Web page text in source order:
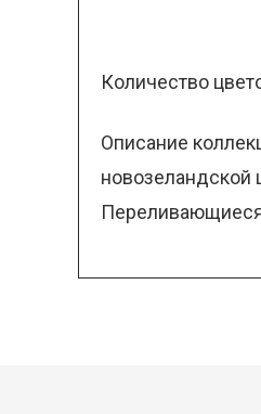
Количество
Описание
новозеландской